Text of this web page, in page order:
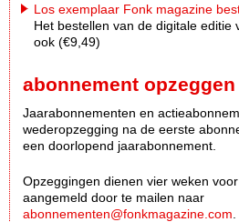
Los exemplaar Fonk magazine
Het bestellen van de digitale editie
ook (€9,49)
abonnement opzeggen
Jaarabonnementen en
wederopzegging na de eerste
een doorlopend jaarabonnement.
Opzeggingen dienen vier weken
aangemeld door te mailen naar
abonnementen@fonkmagazine.com